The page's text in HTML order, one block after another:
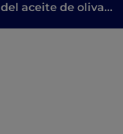
del aceite de oliva